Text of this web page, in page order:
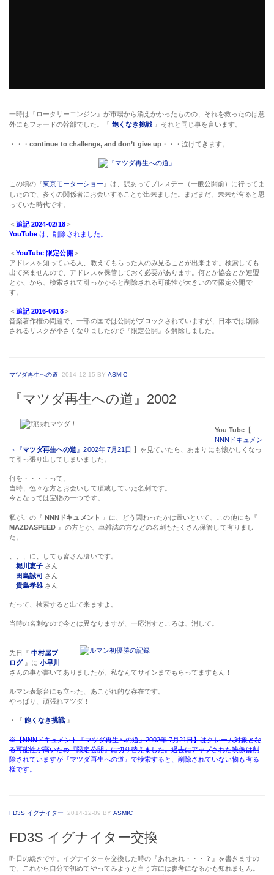
一時は『ロータリーエンジン』が市場から消えかかったものの、それを救ったのは意
外にもフォードの幹部でした。『 飽くなき挑戦 』それと同じ事を言います。
・・・continue to challenge, and don’t give up・・・泣けてきます。
この頃の『東京モーターショー 』は、訳あってプレスデー（一般公開前）に行ってま
したので、多くの関係者にお会いすることが出来ました。まだまだ、未来が有ると思
っていた時代です。
＜追記 2024-02/18＞
YouTube は、削除されました。
＜YouTube 限定公開 ＞
アドレスを知っている人、教えてもらった人のみ見ることが出来ます。検索しても
出て来ませんので、アドレスを保管しておく必要があります。何とか協会とか連盟
とか、から、検索されて引っかかると削除される可能性が大きいので限定公開で
す。
＜追記 2016-0618＞
音楽著作権の問題で、一部の国では公開がブロックされていますが、日本では削除
されるリスクが小さくなりましたので『限定公開』を解除しました。
マツダ再生への道 2014-12-15 BY ASMIC
『マツダ再生への道』2002
You Tube 【
NNNドキュメン
ト『マツダ再生への道 』2002年 7月21日 】を見ていたら、あまりにも懐かしくなっ
て引っ張り出してしまいました。
何を・・・・って、
当時、色々な方とお会いして頂戴していた名刺です。
今となっては宝物の一つです。
私がこの『NNNドキュメント
』に、どう関わったかは置いといて、この他にも『
MAZDASPEED 』の方とか、車雑誌の方などの名刺もたくさん保管して有りまし
た。
、、、に、しても皆さん凄いです。
堀川恵子 さん
田島誠司 さん
貴島孝雄さん
だって、検索すると出て来ますよ。
当時の名刺なので今とは異なりますが、一応消すところは、消して。
先日『中村屋ブ
ログ』に小早川
さんの事が書いてありましたが、私なんてサインまでもらってますもん！
ルマン表彰台にも立った、あこがれ的な存在です。
やっぱり、頑張れマツダ！
・『飽くなき挑戦 』
※【NNNドキュメント『マツダ再生への道』2002年 7月21日】はクレーム対象とな
る可能性が高いため『限定公開』に切り替えました。過去にアップされた映像は削
除されていますが『マツダ再生への道』で検索すると、削除されていない物も有る
様です。
FD3S イグナイター 2014-12-09 BYASMIC
FD3S イグナイター交換
昨日の続きです。イグナイターを交換した時の『あれあれ・・・？』を書きますの
で、これから自分で初めてやってみようと言う方には参考になるかも知れません。